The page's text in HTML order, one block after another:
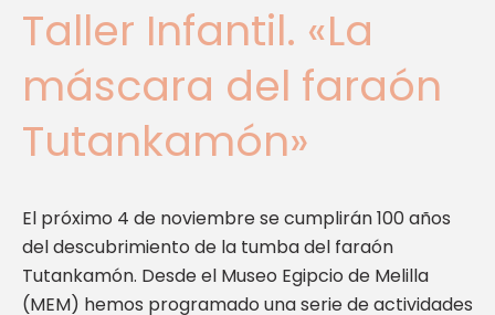
Taller Infantil. «La
máscara del faraón
Tutankamón»
El próximo 4 de noviembre se cumplirán 100 años
del descubrimiento de la tumba del faraón
Tutankamón. Desde el Museo Egipcio de Melilla
(MEM) hemos programado una serie de actividades
«La
máscara
del
faraón
Tutankamón»